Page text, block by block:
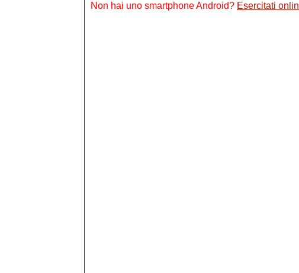
Non hai uno smartphone Android? Esercitati